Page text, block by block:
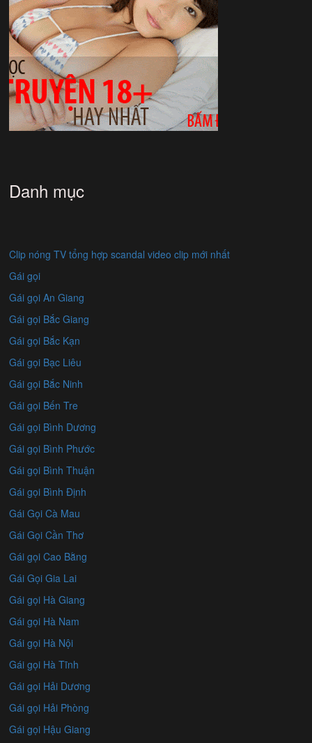
Danh mục
Clip nóng TV tổng hợp scandal video clip mới nhất
Gái gọi
Gái gọi An Giang
Gái gọi Bắc Giang
Gái gọi Bắc Kạn
Gái gọi Bạc Liêu
Gái gọi Bắc Ninh
Gái gọi Bến Tre
Gái gọi Bình Dương
Gái gọi Bình Phước
Gái gọi Bình Thuận
Gái gọi Bình Định
Gái Gọi Cà Mau
Gái Gọi Cần Thơ
Gái gọi Cao Bằng
Gái Gọi Gia Lai
Gái gọi Hà Giang
Gái gọi Hà Nam
Gái gọi Hà Nội
Gái gọi Hà Tĩnh
Gái gọi Hải Dương
Gái gọi Hải Phòng
Gái gọi Hậu Giang